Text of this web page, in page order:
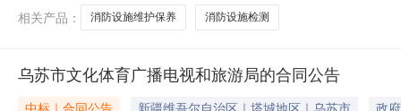
相关产品：
消防设施维护保养 消防设施检测
乌苏市文化体育广播电视和旅游局的合同公告
中标｜合同公告 新疆维吾尔自治区｜塔城地区｜乌苏市
政